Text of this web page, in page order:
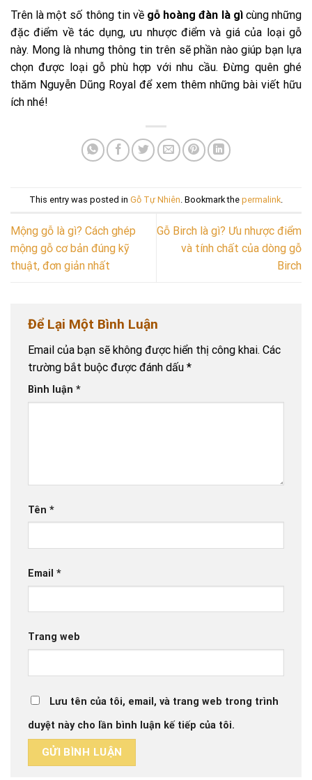
Trên là một số thông tin về gỗ hoàng đàn là gìcùng những
đặc điểm về tác dụng, ưu nhược điểm và giá của loại gỗ
này. Mong là nhưng thông tin trên sẽ phần nào giúp bạn lựa
chọn được loại gỗ phù hợp với nhu cầu. Đừng quên ghé
thăm Nguyễn Dũng Royal để xem thêm những bài viết hữu
ích nhé!
This entry was posted in Gỗ Tự Nhiên . Bookmark the permalink
Mộng gỗ là gì? Cách ghép
mộng gỗ cơ bản đúng kỹ
thuật, đơn giản nhất
Gỗ Birch là gì? Ưu nhược điểm
và tính chất của dòng gỗ
Birch
Để Lại Một Bình Luận
Email của bạn sẽ không được hiển thị công khai. Các
trường bắt buộc được đánh dấu *
Bình luận *
Tên *
Email *
Trang web
Lưu tên của tôi, email, và trang web trong trình
duyệt này cho lần bình luận kế tiếp của tôi.